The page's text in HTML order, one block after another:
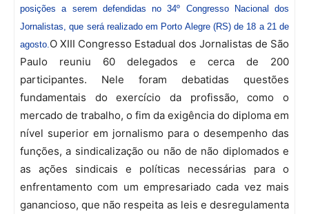
posições a serem defendidas no 34º Congresso Nacional dos
Jornalistas, que será realizado em Porto Alegre (RS) de 18 a 21 de
agosto. O XIII Congresso Estadual dos Jornalistas de São
Paulo reuniu 60 delegados e cerca de 200
participantes. Nele foram debatidas questões
fundamentais do exercício da profissão, como o
mercado de trabalho, o fim da exigência do diploma em
nível superior em jornalismo para o desempenho das
funções, a sindicalização ou não de não diplomados e
as ações sindicais e políticas necessárias para o
enfrentamento com um empresariado cada vez mais
ganancioso, que não respeita as leis e desregulamenta